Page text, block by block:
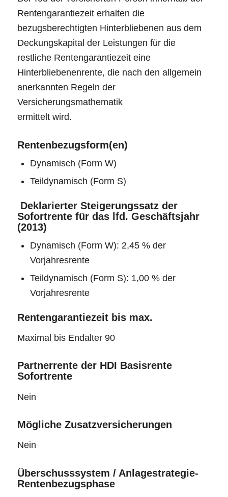
Rentengarantiezeit erhalten die
bezugsberechtigten Hinterbliebenen aus dem
Deckungskapital der Leistungen für die
restliche Rentengarantiezeit eine
Hinterbliebenenrente, die nach den allgemein
anerkannten Regeln der
Versicherungsmathematik
ermittelt wird.
Rentenbezugsform(en)
Dynamisch (Form W)
Teildynamisch (Form S)
Deklarierter Steigerungssatz der
Sofortrente für das lfd. Geschäftsjahr
(2013)
Dynamisch (Form W): 2,45 % der
Vorjahresrente
Teildynamisch (Form S): 1,00 % der
Vorjahresrente
Rentengarantiezeit bis max.
Maximal bis Endalter 90
Partnerrente der HDI Basisrente
Sofortrente
Nein
Mögliche Zusatzversicherungen
Nein
Überschusssystem / Anlagestrategie-
Rentenbezugsphase